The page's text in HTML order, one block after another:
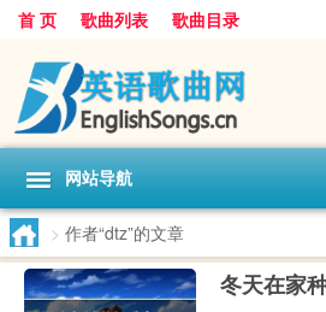
首 页 歌曲列表 歌曲目录
网站导航
> 作者“dtz”的文章
冬天在家